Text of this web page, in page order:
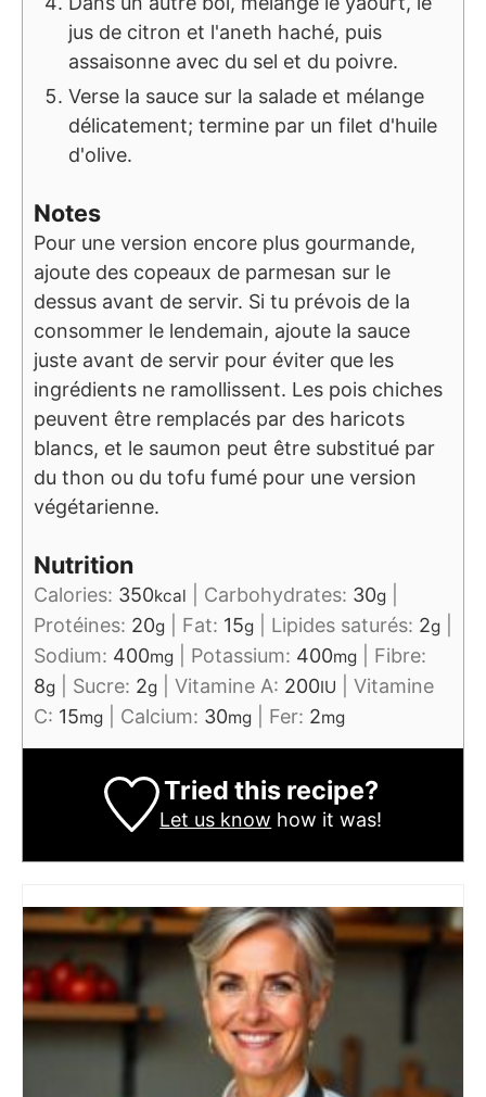
jus de citron et l'aneth haché, puis
assaisonne avec du sel et du poivre.
Verse la sauce sur la salade et mélange
délicatement; termine par un filet d'huile
d'olive.
Notes
Pour une version encore plus gourmande,
ajoute des copeaux de parmesan sur le
dessus avant de servir. Si tu prévois de la
consommer le lendemain, ajoute la sauce
juste avant de servir pour éviter que les
ingrédients ne ramollissent. Les pois chiches
peuvent être remplacés par des haricots
blancs, et le saumon peut être substitué par
du thon ou du tofu fumé pour une version
végétarienne.
Nutrition
Calories: 350kcal Carbohydrates: 30g
Protéines: 20g Fat: 15g Lipides saturés: 2g
Sodium: 400mg Potassium: 400mg
Fibre:
8g Sucre: 2g Vitamine A: 200IU
Vitamine
C: 15mg Calcium: 30mg Fer: 2mg
Tried this recipe?
Let us know how it was!